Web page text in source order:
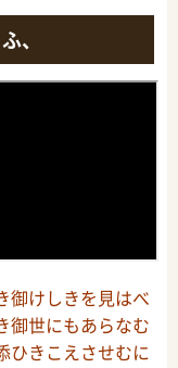
、
御けしきを見はべ
御世にもあらなむ
ひきこえさせむに